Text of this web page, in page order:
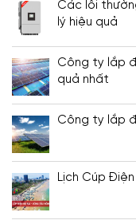
Các lỗi
lý hiệu quả
Công ty lắp
quả nhất
Công ty lắp
Lịch Cúp